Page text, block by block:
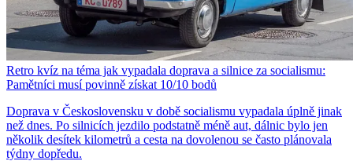
Retro kvíz na téma jak vypadala doprava a silnice za socialismu:
Pamětníci musí povinně získat 10/10 bodů
Doprava v Československu v době socialismu vypadala úplně jinak
než dnes. Po silnicích jezdilo podstatně méně aut, dálnic bylo jen
několik desítek kilometrů a cesta na dovolenou se často plánovala
týdny dopředu.